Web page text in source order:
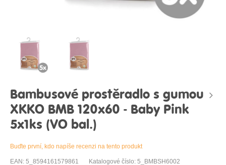
Bambusové prostěradlo s gumou
XKKO BMB 120x60 - Baby Pink
5x1ks (VO bal.)
Buďte první, kdo napíše recenzi na tento produkt
EAN: 5_8594161579861
Katalogové číslo: 5_BMBSH6002